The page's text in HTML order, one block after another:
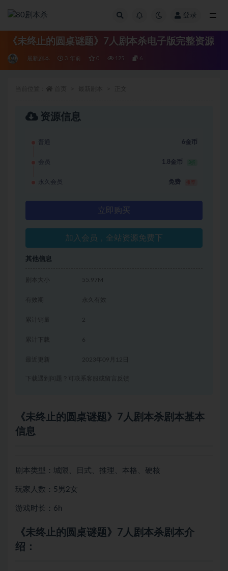
登录
《未终止的圆桌谜题》7人剧本杀电子版完整资源
最新剧本 3 年前 0 125 6
资源信息
普通 6金币
会员 1.8金币 3折
永久会员 免费
立即购买
加入会员，全站资源免费下
其他信息
剧本大小 55.97M
有效期 永久有效
累计销量 2
累计下载 6
2023年09月12日
下载遇到问题？可联系客服或留言反馈
《未终止的圆桌谜题》7人剧本杀剧本基本
信息
剧本类型：城限、日式、推理、本格、硬核
玩家人数：5男2女
游戏时长：6h
《未终止的圆桌谜题》7人剧本杀剧本介
绍：